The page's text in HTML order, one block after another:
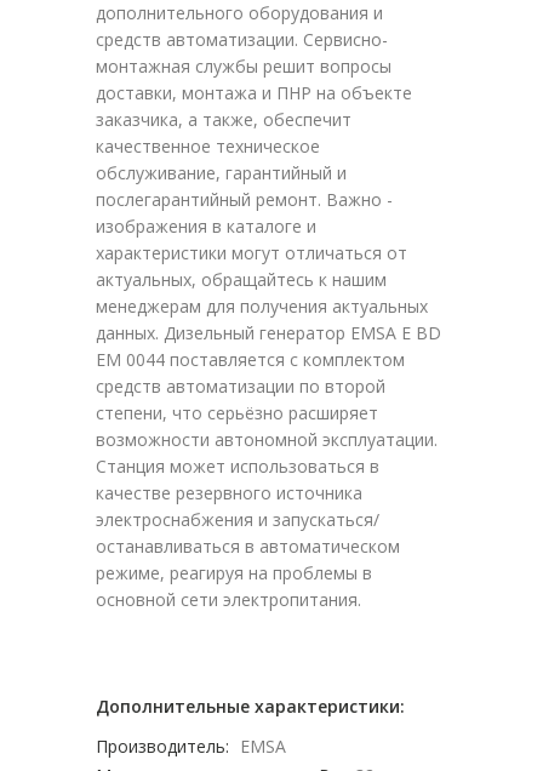
дополнительного оборудования и
средств автоматизации. Сервисно-
монтажная службы решит вопросы
доставки, монтажа и ПНР на объекте
заказчика, а также, обеспечит
качественное техническое
обслуживание, гарантийный и
послегарантийный ремонт. Важно -
изображения в каталоге и
характеристики могут отличаться от
актуальных, обращайтесь к нашим
менеджерам для получения актуальных
данных. Дизельный генератор EMSA E BD
EM 0044 поставляется с комплектом
средств автоматизации по второй
степени, что серьёзно расширяет
возможности автономной эксплуатации.
Станция может использоваться в
качестве резервного источника
электроснабжения и запускаться/
останавливаться в автоматическом
режиме, реагируя на проблемы в
основной сети электропитания.
Дополнительные характеристики:
Производитель:
EMSA